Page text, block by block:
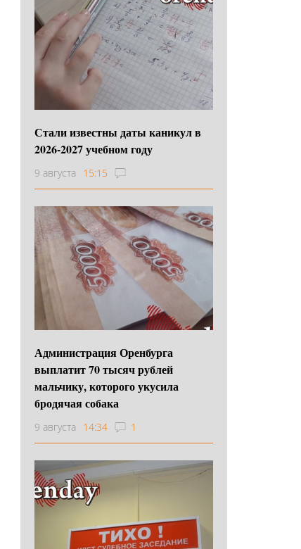
Стали известны даты каникул в
2026-2027 учебном году
9 августа 15:15
Администрация Оренбурга
выплатит 70 тысяч рублей
мальчику, которого укусила
бродячая собака
9 августа 14:34 1